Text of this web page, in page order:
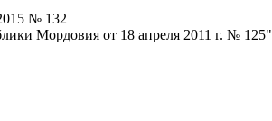
№ 132
Мордовия от 18 апреля 2011 г. № 125"